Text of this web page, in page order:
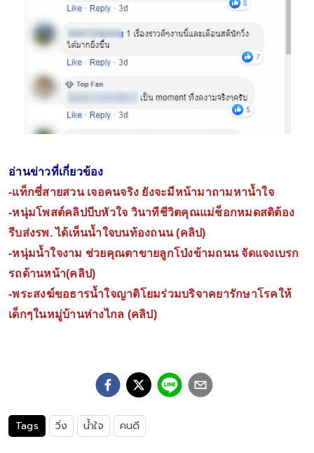
อ่านข่าวที่เกี่ยวข้อง
-แท็กซี่สายสวน เจอคนจริง ยังจะมีหน้ามาถามหาน้ำใจ
-หนุ่มโพสต์คลิปบีบหัวใจ วินาทีชีวิตคุณแม่ช็อกหมดสติต้อง
รีบส่งรพ. ได้เห็นน้ำใจบนท้องถนน (คลิป)
-หนุ่มน้ำใจงาม ช่วยคุณตาขายลูกโป่งข้ามถนน จัดแจงเบรก
รถด้านหน้า(คลิป)
-พระสงฆ์ขอธารน้ำใจญาติโยมร่วมบริจาคยารักษาโรคให้
เด็กๆในหมู่บ้านห่างไกล (คลิป)
Tags วิ่ง น้ำใจ คนดี